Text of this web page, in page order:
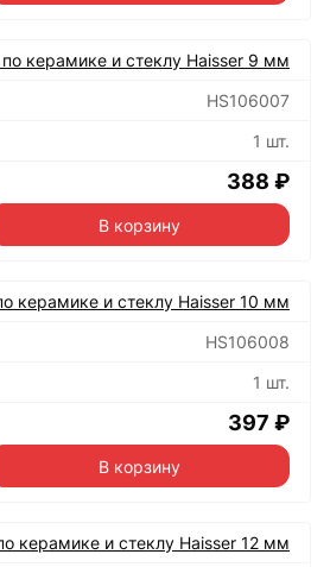
керамике и стеклу Haisser 9 мм
HS106007
1 шт.
388 ₽
В корзину
керамике и стеклу Haisser 10 мм
HS106008
1 шт.
397 ₽
В корзину
керамике и стеклу Haisser 12 мм